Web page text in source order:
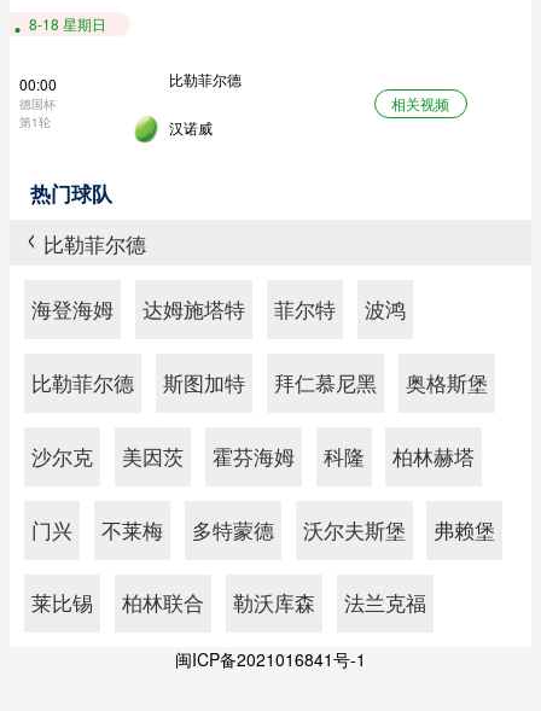
8-18 星期日
00:00
德国杯
第1轮
比勒菲尔德
汉诺威
相关视频
热门球队
> 比勒菲尔德
海登海姆 达姆施塔特 菲尔特 波鸿
比勒菲尔德 斯图加特 拜仁慕尼黑 奥格斯堡
沙尔克 美因茨 霍芬海姆 科隆 柏林赫塔
门兴 不莱梅 多特蒙德 沃尔夫斯堡 弗赖堡
莱比锡 柏林联合 勒沃库森 法兰克福
闽ICP备2021016841号-1